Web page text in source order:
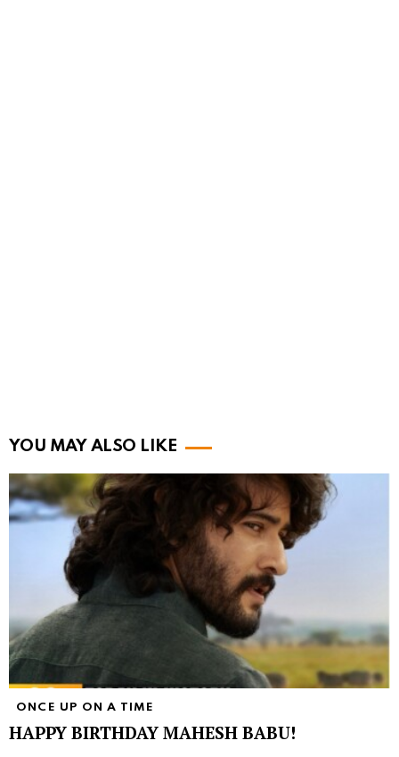
YOU MAY ALSO LIKE
ONCE UP ON A TIME
HAPPY BIRTHDAY MAHESH BABU!